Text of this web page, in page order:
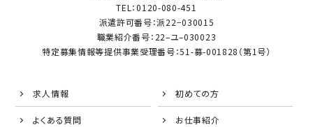
TEL：0120-080-451
派遣許可番号：派22−030015
職業紹介番号：22–ユ–030023
特定募集情報等提供事業受理番号：51-募-001828（第1号）
求人情報 初めての方
よくある質問 お仕事紹介